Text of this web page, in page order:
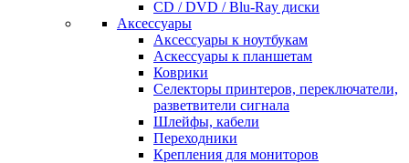
CD / DVD / Blu-Ray диски
Аксессуары
Аксессуары к ноутбукам
Аскессуары к планшетам
Коврики
Селекторы принтеров, переключатели,
разветвители сигнала
Шлейфы, кабели
Переходники
Крепления для мониторов